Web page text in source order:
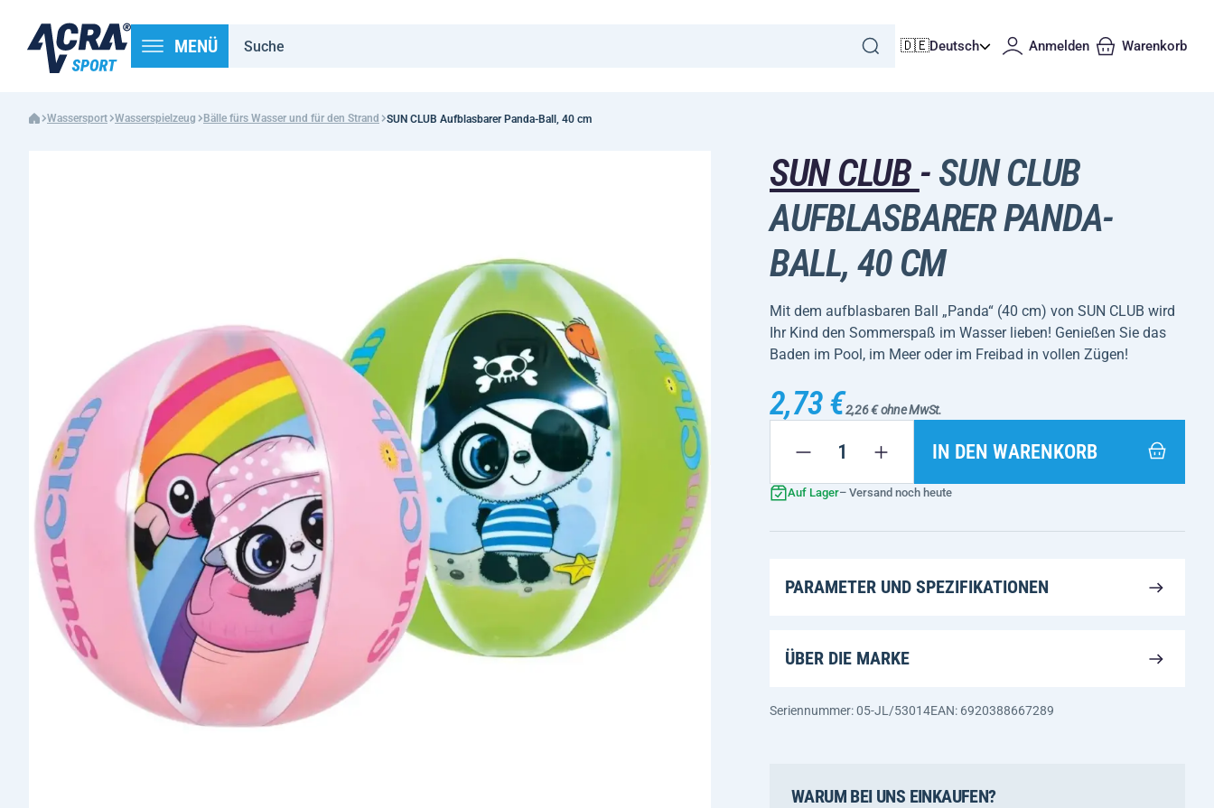
MENÜ 🇩🇪Deutsch Anmelden Warenkorb
Wassersport Wasserspielzeug Bälle fürs Wasser und für den Strand SUN CLUB Aufblasbarer Panda-Ball, 40 cm
SUN CLUB - SUN CLUB
AUFBLASBARER PANDA-
BALL, 40 CM
Mit dem aufblasbaren Ball „Panda“ (40 cm) von SUN CLUB wird
Ihr Kind den Sommerspaß im Wasser lieben! Genießen Sie das
Baden im Pool, im Meer oder im Freibad in vollen Zügen!
2,73 €2,26 € ohne MwSt.
IN DEN WARENKORB
Auf Lager– Versand noch heute
PARAMETER UND SPEZIFIKATIONEN
ÜBER DIE MARKE
Seriennummer: 05-JL/53014EAN: 6920388667289
WARUM BEI UNS EINKAUFEN?